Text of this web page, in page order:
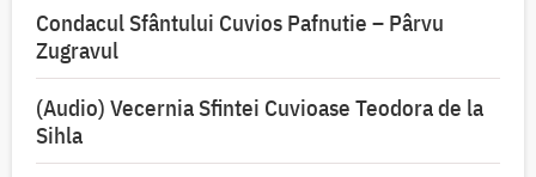
Condacul Sfântului Cuvios Pafnutie – Pârvu
Zugravul
(Audio) Vecernia Sfintei Cuvioase Teodora de la
Sihla